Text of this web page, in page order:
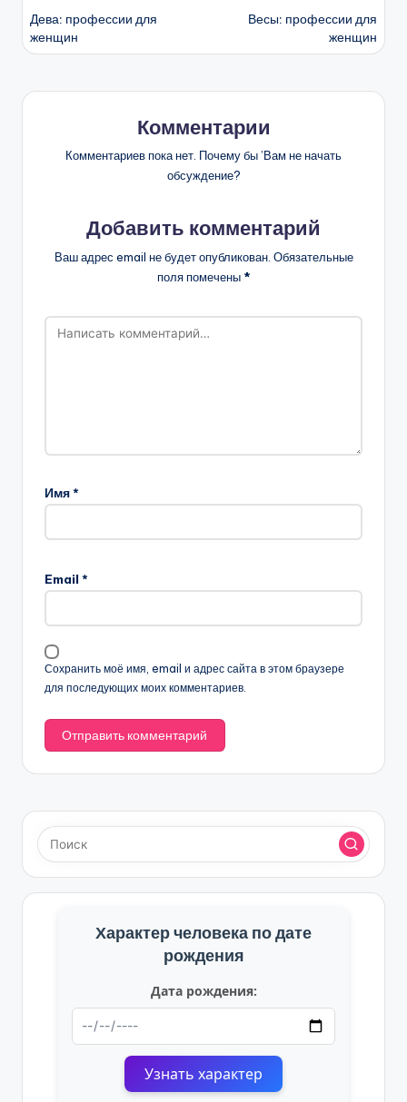
записи
Дева: профессии для
женщин
Весы: профессии для
женщин
Комментарии
Комментариев пока нет. Почему бы ’Вам не начать
обсуждение?
Добавить комментарий
Ваш адрес email не будет опубликован. Обязательные
поля помечены *
Имя*
Email *
Сохранить моё имя, email и адрес сайта в этом браузере
для последующих моих комментариев.
Характер человека по дате
рождения
Дата рождения:
Узнать характер